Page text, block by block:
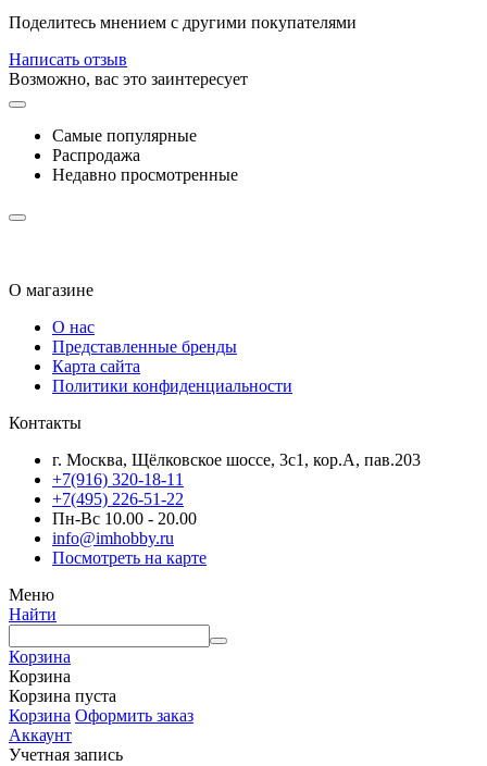
Поделитесь мнением с другими покупателями
Написать отзыв
Возможно, вас это заинтересует
Самые популярные
Распродажа
Недавно просмотренные
О магазине
О нас
Представленные бренды
Карта сайта
Политики конфиденциальности
Контакты
г. Москва, Щёлковское шоссе, 3с1, кор.А, пав.203
+7(916) 320-18-11
+7(495) 226-51-22
Пн-Вс 10.00 - 20.00
info@imhobby.ru
Посмотреть на карте
Меню
Найти
Корзина
Корзина
Корзина пуста
Корзина Оформить заказ
Аккаунт
Учетная запись